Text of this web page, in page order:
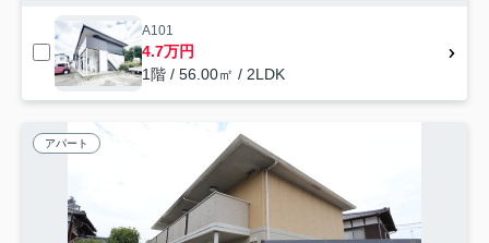
A101
4.7万円
1階 / 56.00㎡ / 2LDK
アパート